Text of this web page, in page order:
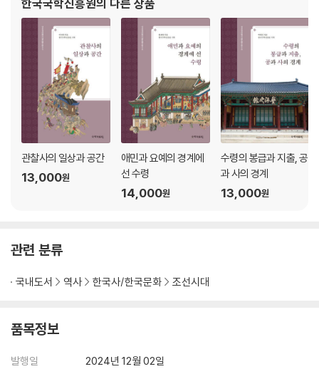
한국국학진흥원의 다른 상품
관찰사의 일상과 공간
13,000원
애민과 요예의 경계에
선 수령
14,000원
수령의 봉급과 지출, 공
과 사의 경계
13,000원
관련 분류
국내도서 역사 한국사/한국문화 조선시대
품목정보
발행일
2024년 12월 02일